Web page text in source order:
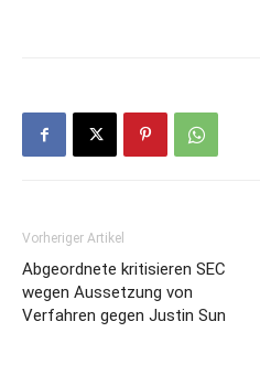
Vorheriger Artikel
Abgeordnete kritisieren SEC
wegen Aussetzung von
Verfahren gegen Justin Sun